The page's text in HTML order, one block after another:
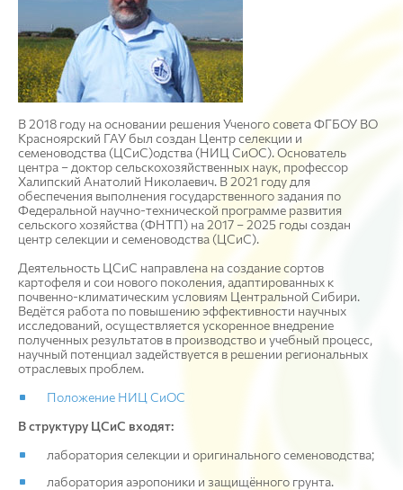
В 2018 году на основании решения Ученого совета ФГБОУ ВО
Красноярский ГАУ был создан Центр селекции и
семеноводства (ЦСиС)одства (НИЦ СиОС). Основатель
центра – доктор сельскохозяйственных наук, профессор
Халипский Анатолий Николаевич. В 2021 году для
обеспечения выполнения государственного задания по
Федеральной научно-технической программе развития
сельского хозяйства (ФНТП) на 2017 – 2025 годы создан
центр селекции и семеноводства (ЦСиС).
Деятельность ЦСиС направлена на создание сортов
картофеля и сои нового поколения, адаптированных к
почвенно-климатическим условиям Центральной Сибири.
Ведётся работа по повышению эффективности научных
исследований, осуществляется ускоренное внедрение
полученных результатов в производство и учебный процесс,
научный потенциал задействуется в решении региональных
отраслевых проблем.
Положение НИЦ СиОС
В структуру ЦСиС входят:
лаборатория селекции и оригинального семеноводства;
лаборатория аэропоники и защищённого грунта.